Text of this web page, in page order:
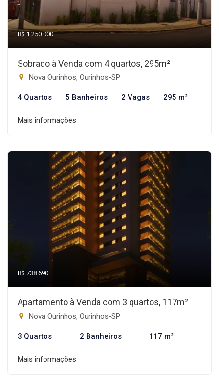
R$ 1.250.000
Sobrado à Venda com 4 quartos, 295m²
Nova Ourinhos, Ourinhos-SP
4 Quartos 5 Banheiros 2 Vagas 295 m²
Mais informações
R$ 738.690
Apartamento à Venda com 3 quartos, 117m²
Nova Ourinhos, Ourinhos-SP
3 Quartos 2 Banheiros 117 m²
Mais informações